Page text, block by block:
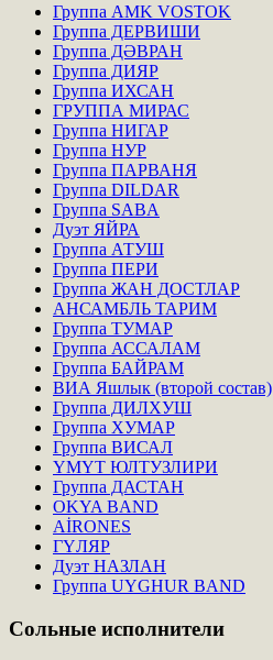
Группа AMK VOSTOK
Группа ДЕРВИШИ
Группа ДӘВРАН
Группа ДИЯР
Группа ИХСАН
ГРУППА МИРАС
Группа НИГАР
Группа НУР
Группа ПАРВАНЯ
Группа DILDAR
Группа SABA
Дуэт ЯЙРА
Группа АТУШ
Группа ПЕРИ
Группа ЖАН ДОСТЛАР
АНСАМБЛЬ ТАРИМ
Группа ТУМАР
Группа АССАЛАМ
Группа БАЙРАМ
ВИА Яшлык (второй состав)
Группа ДИЛХУШ
Группа ХУМАР
Группа ВИСАЛ
ҮМҮТ ЮЛТУЗЛИРИ
Группа ДАСТАН
OKYA BAND
AİRONES
ГҮЛЯР
Дуэт НАЗЛАН
Группа UYGHUR BAND
Сольные исполнители